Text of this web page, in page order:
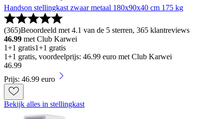
Handson stellingkast zwaar metaal 180x90x40 cm 175 kg
(365)Beoordeeld met 4.1 van de 5 sterren, 365 klantreviews
46.99 met Club Karwei
1+1 gratis1+1 gratis
1+1 gratis, voordeelprijs: 46.99 euro met Club Karwei
46.99
Prijs: 46.99 euro
Bekijk alles in stellingkast